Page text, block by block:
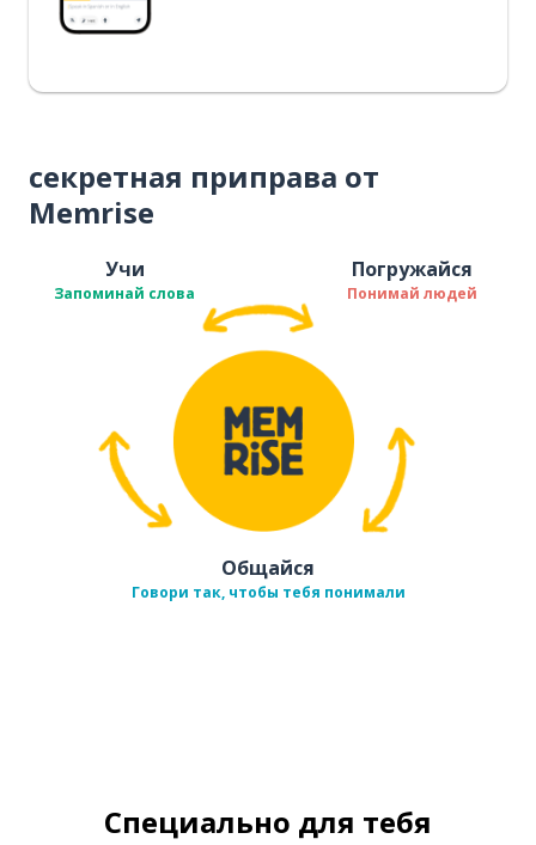
секретная приправа от
Memrise
Учи
Запоминай слова
Погружайся
Понимай людей
Общайся
Говори так, чтобы тебя понимали
Специально для тебя